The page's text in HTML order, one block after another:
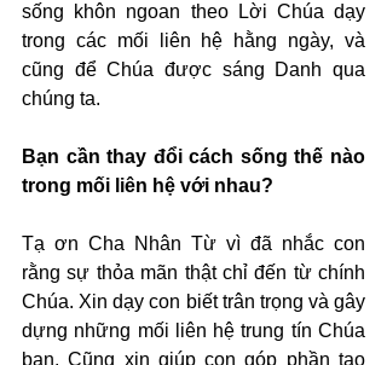
sống khôn ngoan theo Lời Chúa dạy
trong các mối liên hệ hằng ngày, và
cũng để Chúa được sáng Danh qua
chúng ta.
Bạn cần thay đổi cách sống thế nào
trong mối liên hệ với nhau?
Tạ ơn Cha Nhân Từ vì đã nhắc con
rằng sự thỏa mãn thật chỉ đến từ chính
Chúa. Xin dạy con biết trân trọng và gây
dựng những mối liên hệ trung tín Chúa
ban. Cũng xin giúp con góp phần tạo